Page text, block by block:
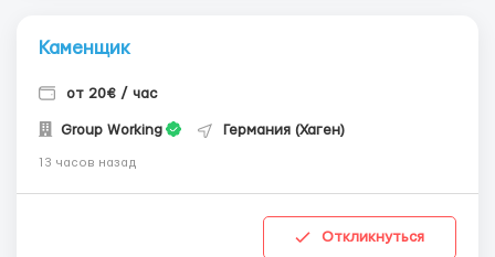
Каменщик
от 20€ / час
Group Working Германия (Хаген)
13 часов назад
Откликнуться